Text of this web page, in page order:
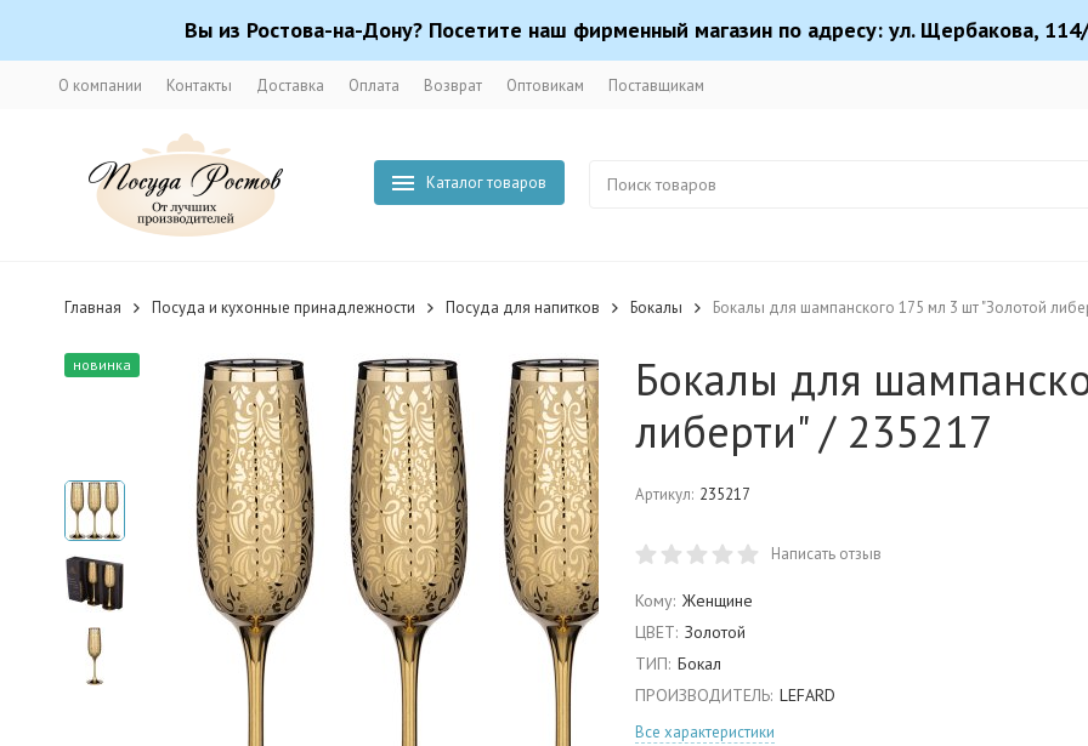
Вы из Ростова-на-Дону? Посетите наш фирменный магазин по адресу: ул. Щербакова,
О компании Контакты Доставка Оплата Возврат Оптовикам Поставщикам
Каталог товаров
Главная Посуда и кухонные принадлежности Посуда для напитков Бокалы Бокалы для шампанского 175 мл 3 шт "Золотой
новинка
Бокалы для
либерти" / 235217
Артикул: 235217
Написать отзыв
Кому: Женщине
ЦВЕТ: Золотой
ТИП: Бокал
ПРОИЗВОДИТЕЛЬ: LEFARD
Все характеристики